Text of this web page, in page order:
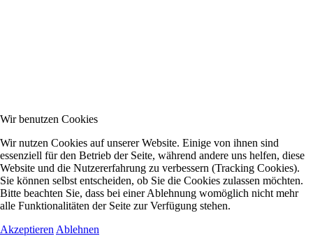
Wir benutzen Cookies
Wir nutzen Cookies auf unserer Website. Einige von ihnen sind
essenziell für den Betrieb der Seite, während andere uns helfen, diese
Website und die Nutzererfahrung zu verbessern (Tracking Cookies).
Sie können selbst entscheiden, ob Sie die Cookies zulassen möchten.
Bitte beachten Sie, dass bei einer Ablehnung womöglich nicht mehr
alle Funktionalitäten der Seite zur Verfügung stehen.
Akzeptieren Ablehnen